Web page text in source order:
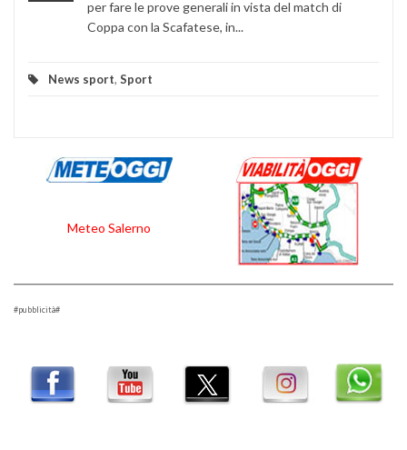
per fare le prove generali in vista del match di
Coppa con la Scafatese, in...
News sport, Sport
Meteo Salerno
#pubblicità#